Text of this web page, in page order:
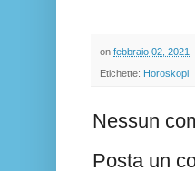
on febbraio 02, 2021
Etichette: Horoskopi
Nessun
Posta un